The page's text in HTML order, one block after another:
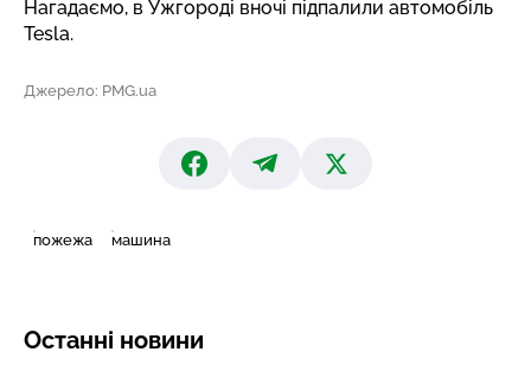
Нагадаємо, в Ужгороді вночі підпалили автомобіль
Tesla.
Джерело: PMG.ua
пожежа машина
Останні новини